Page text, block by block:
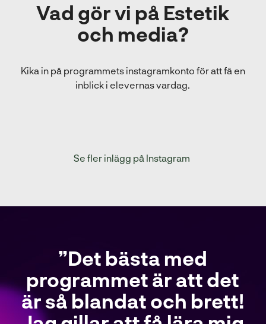
Vad gör vi på Estetik
och media?
Kika in på programmets instagramkonto för att få en
inblick i elevernas vardag.
Se fler inlägg på Instagram
i
n
y
t
Det bästa med
programmet är att det
är så blandat och brett!